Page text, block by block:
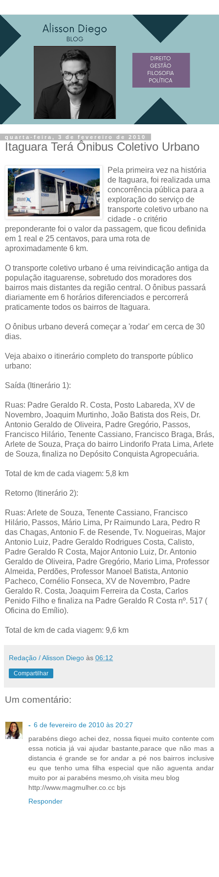
quarta-feira, 3 de fevereiro de 2010
Itaguara Terá Ônibus Coletivo Urbano
Pela primeira vez na história
de Itaguara, foi realizada uma
concorrência pública para a
exploração do serviço de
transporte coletivo urbano na
cidade - o critério
preponderante foi o valor da passagem, que ficou definida
em 1 real e 25 centavos, para uma rota de
aproximadamente 6 km.
O transporte coletivo urbano é uma reivindicação antiga da
população itaguarense, sobretudo dos moradores dos
bairros mais distantes da região central. O ônibus passará
diariamente em 6 horários diferenciados e percorrerá
praticamente todos os bairros de Itaguara.
O ônibus urbano deverá começar a 'rodar' em cerca de 30
dias.
Veja abaixo o itinerário completo do transporte público
urbano:
Saída (Itinerário 1):
Ruas: Padre Geraldo R. Costa, Posto Labareda, XV de
Novembro, Joaquim Murtinho, João Batista dos Reis, Dr.
Antonio Geraldo de Oliveira, Padre Gregório, Passos,
Francisco Hilário, Tenente Cassiano, Francisco Braga, Brás,
Arlete de Souza, Praça do bairro Lindorifo Prata Lima, Arlete
de Souza, finaliza no Depósito Conquista Agropecuária.
Total de km de cada viagem: 5,8 km
Retorno (Itinerário 2):
Ruas: Arlete de Souza, Tenente Cassiano, Francisco
Hilário, Passos, Mário Lima, Pr Raimundo Lara, Pedro R
das Chagas, Antonio F. de Resende, Tv. Nogueiras, Major
Antonio Luiz, Padre Geraldo Rodrigues Costa, Calisto,
Padre Geraldo R Costa, Major Antonio Luiz, Dr. Antonio
Geraldo de Oliveira, Padre Gregório, Mario Lima, Professor
Almeida, Perdões, Professor Manoel Batista, Antonio
Pacheco, Cornélio Fonseca, XV de Novembro, Padre
Geraldo R. Costa, Joaquim Ferreira da Costa, Carlos
Penido Filho e finaliza na Padre Geraldo R Costa nº. 517 (
Oficina do Emílio).
Total de km de cada viagem: 9,6 km
Redação / Alisson Diego às 06:12
Compartilhar
Um comentário:
- 6 de fevereiro de 2010 às 20:27
parabéns diego achei dez, nossa fiquei muito contente com
essa noticia já vai ajudar bastante,parace que não mas a
distancia é grande se for andar a pé nos bairros inclusive
eu que tenho uma filha especial que não aguenta andar
muito por ai parabéns mesmo,oh visita meu blog
http://www.magmulher.co.cc bjs
Responder